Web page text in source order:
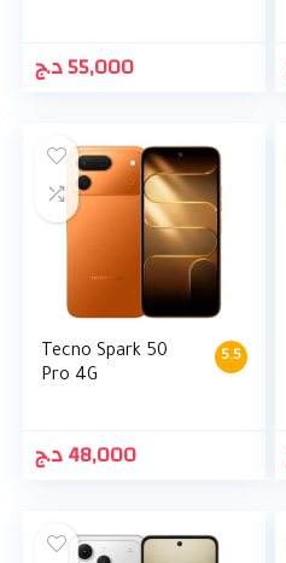
55,000د.ج
5.5
Tecno Spark 50
Pro 4G
48,000د.ج